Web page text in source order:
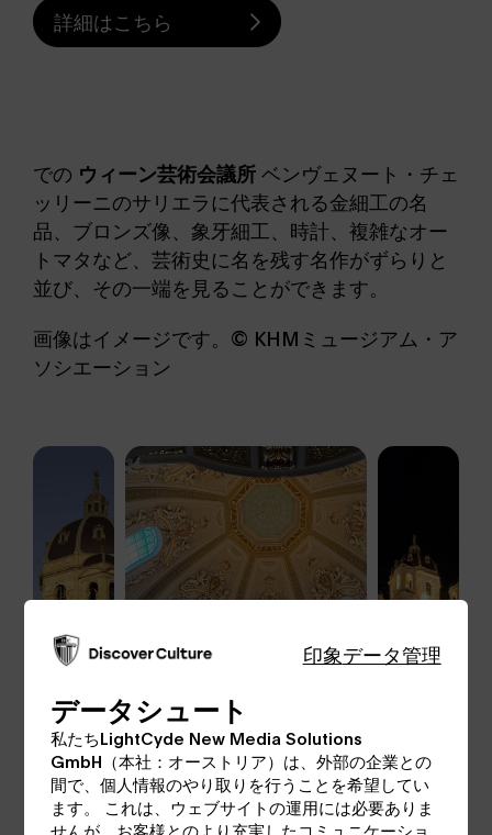
詳細はこちら
での ウィーン芸術会議所 ベンヴェヌート・チェ
ッリーニのサリエラに代表される金細工の名
品、ブロンズ像、象牙細工、時計、複雑なオー
トマタなど、芸術史に名を残す名作がずらりと
並び、その一端を見ることができます。
画像はイメージです。© KHMミュージアム・ア
ソシエーション
印象データ管理
データシュート
私たちLightCyde New Media Solutions
GmbH（本社：オーストリア）は、外部の企業との
間で、個人情報のやり取りを行うことを希望してい
ます。 これは、ウェブサイトの運用には必要ありま
せんが、お客様とのより充実したコミュニケーショ